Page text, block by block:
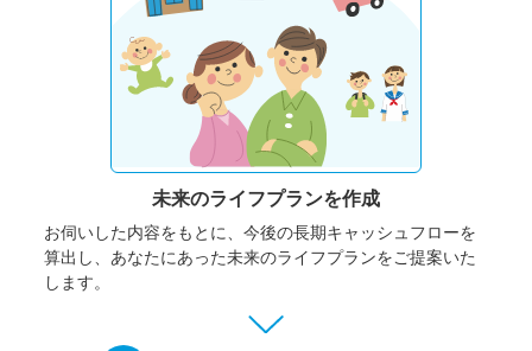
未来のライフプランを作成
お伺いした内容をもとに、今後の長期キャッシュフローを
算出し、あなたにあった未来のライフプランをご提案いた
します。